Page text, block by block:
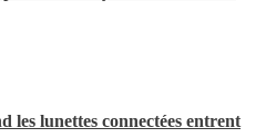
les lunettes connectées entrent